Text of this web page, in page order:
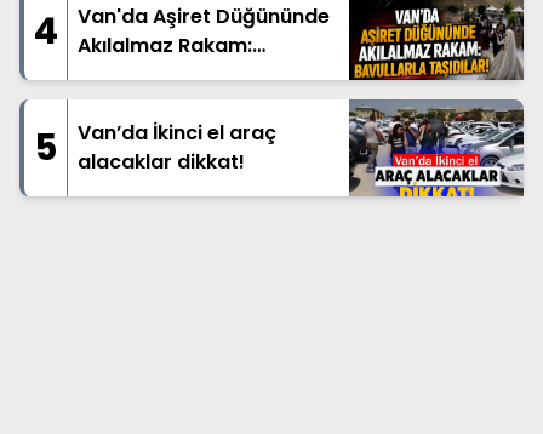
4
Van'da Aşiret Düğününde
Akılalmaz Rakam:
Bavullarla Taşıdılar!
5
Van’da İkinci el araç
alacaklar dikkat!